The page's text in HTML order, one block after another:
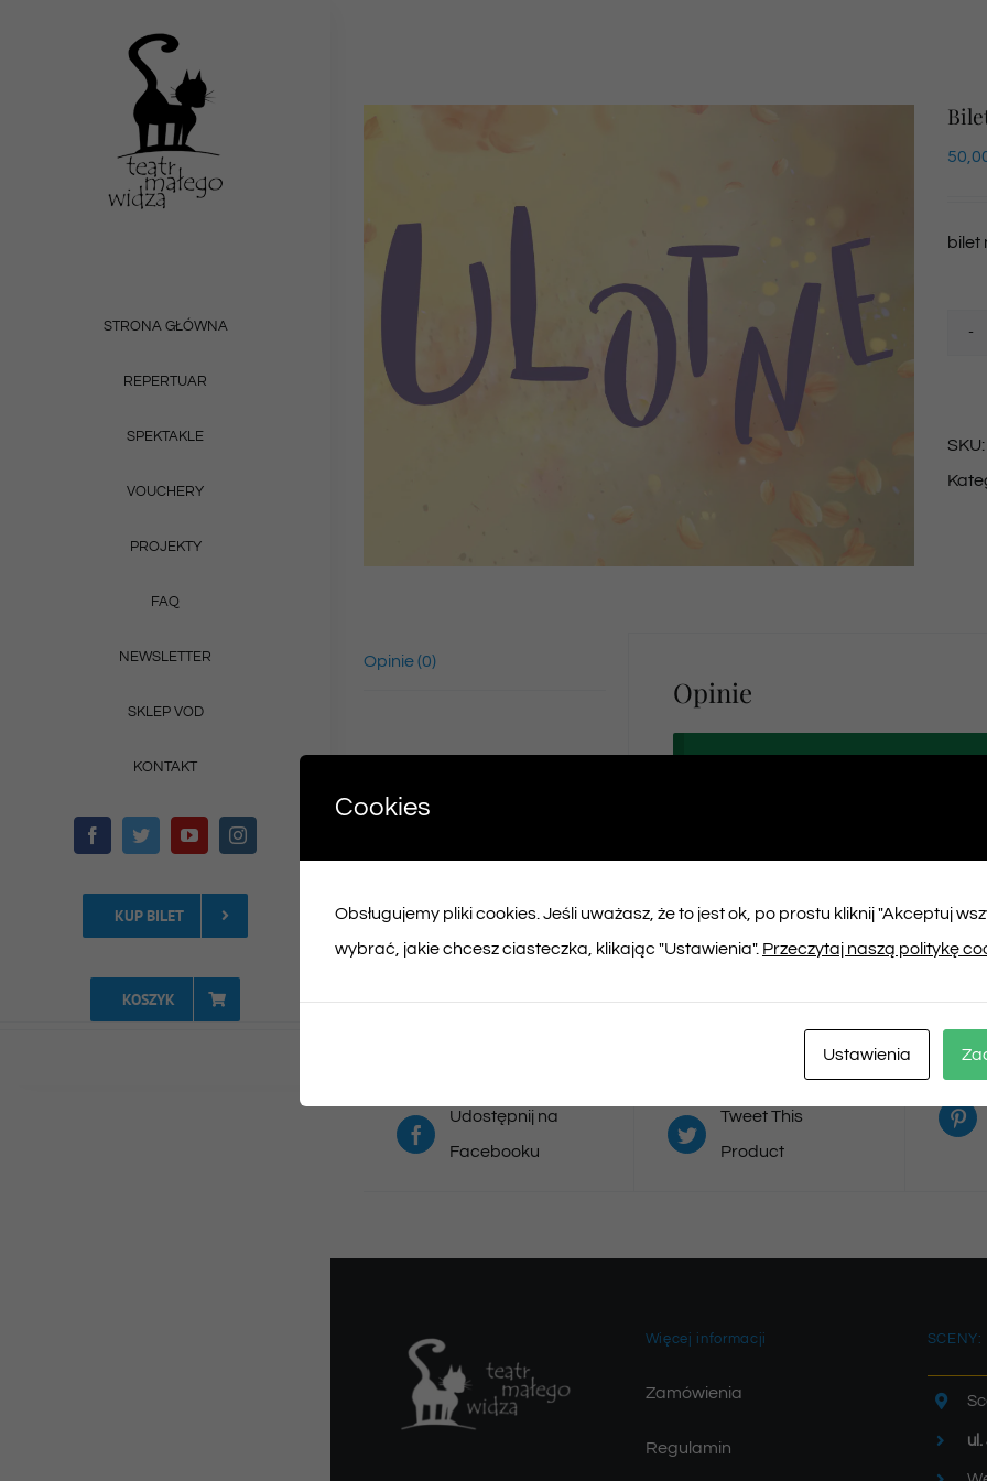
STRONA GŁÓWNA
REPERTUAR
SPEKTAKLE
VOUCHERY
PROJEKTY
FAQ
NEWSLETTER
SKLEP VOD
KONTAKT
KUP BILET
KOSZYK
bilet
SKU:
Opinie (0)
Opinie
Napisz pierwszą opinię o „Bilet na
Udostępnij na
Facebooku
Tweet This
Product
Więcej informacji
Zamówienia
Regulamin
SCENY:
Cookies
Obsługujemy pliki cookies. Jeśli uważasz, że to jest ok, po prostu kliknij "Akceptuj
wybrać, jakie chcesz ciasteczka, klikając "Ustawienia". Przeczytaj naszą politykę
Ustawienia